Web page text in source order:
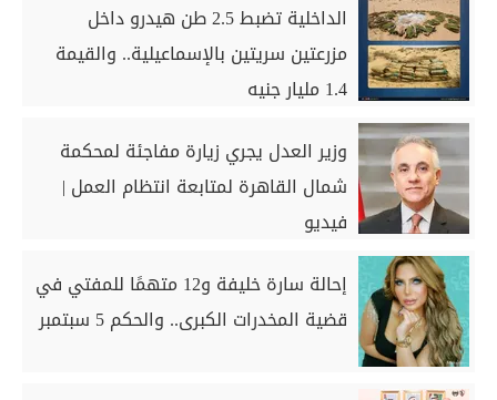
الداخلية تضبط 2.5 طن هيدرو داخل
مزرعتين سريتين بالإسماعيلية.. والقيمة
1.4 مليار جنيه
وزير العدل يجري زيارة مفاجئة لمحكمة
شمال القاهرة لمتابعة انتظام العمل |
فيديو
إحالة سارة خليفة و12 متهمًا للمفتي في
قضية المخدرات الكبرى.. والحكم 5 سبتمبر